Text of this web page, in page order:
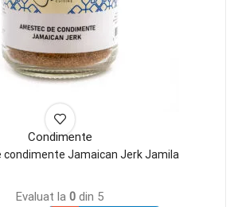
Condimente
condimente Jamaican Jerk Jamila
Evaluat la 0 din 5